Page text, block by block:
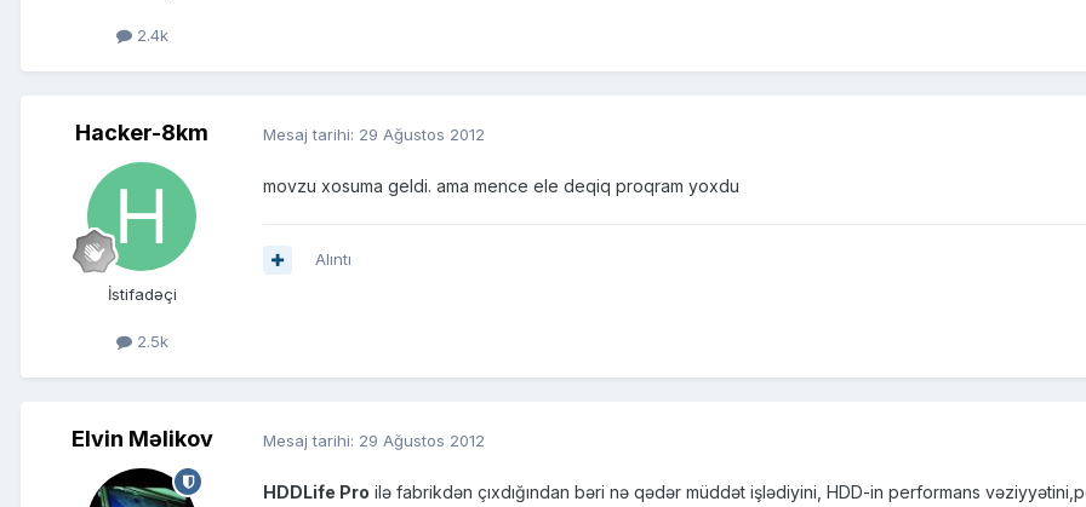
2.4k
Hacker-8km
İstifadəçi
2.5k
Mesaj tarihi: 29 Ağustos 2012
movzu xosuma geldi. ama mence ele deqiq proqram yoxdu
Alıntı
Elvin Məlikov Mesaj tarihi: 29 Ağustos 2012
HDDLife Pro ilə fabrikdən çıxdığından bəri nə qədər müddət işlədiyini, HDD-in performans